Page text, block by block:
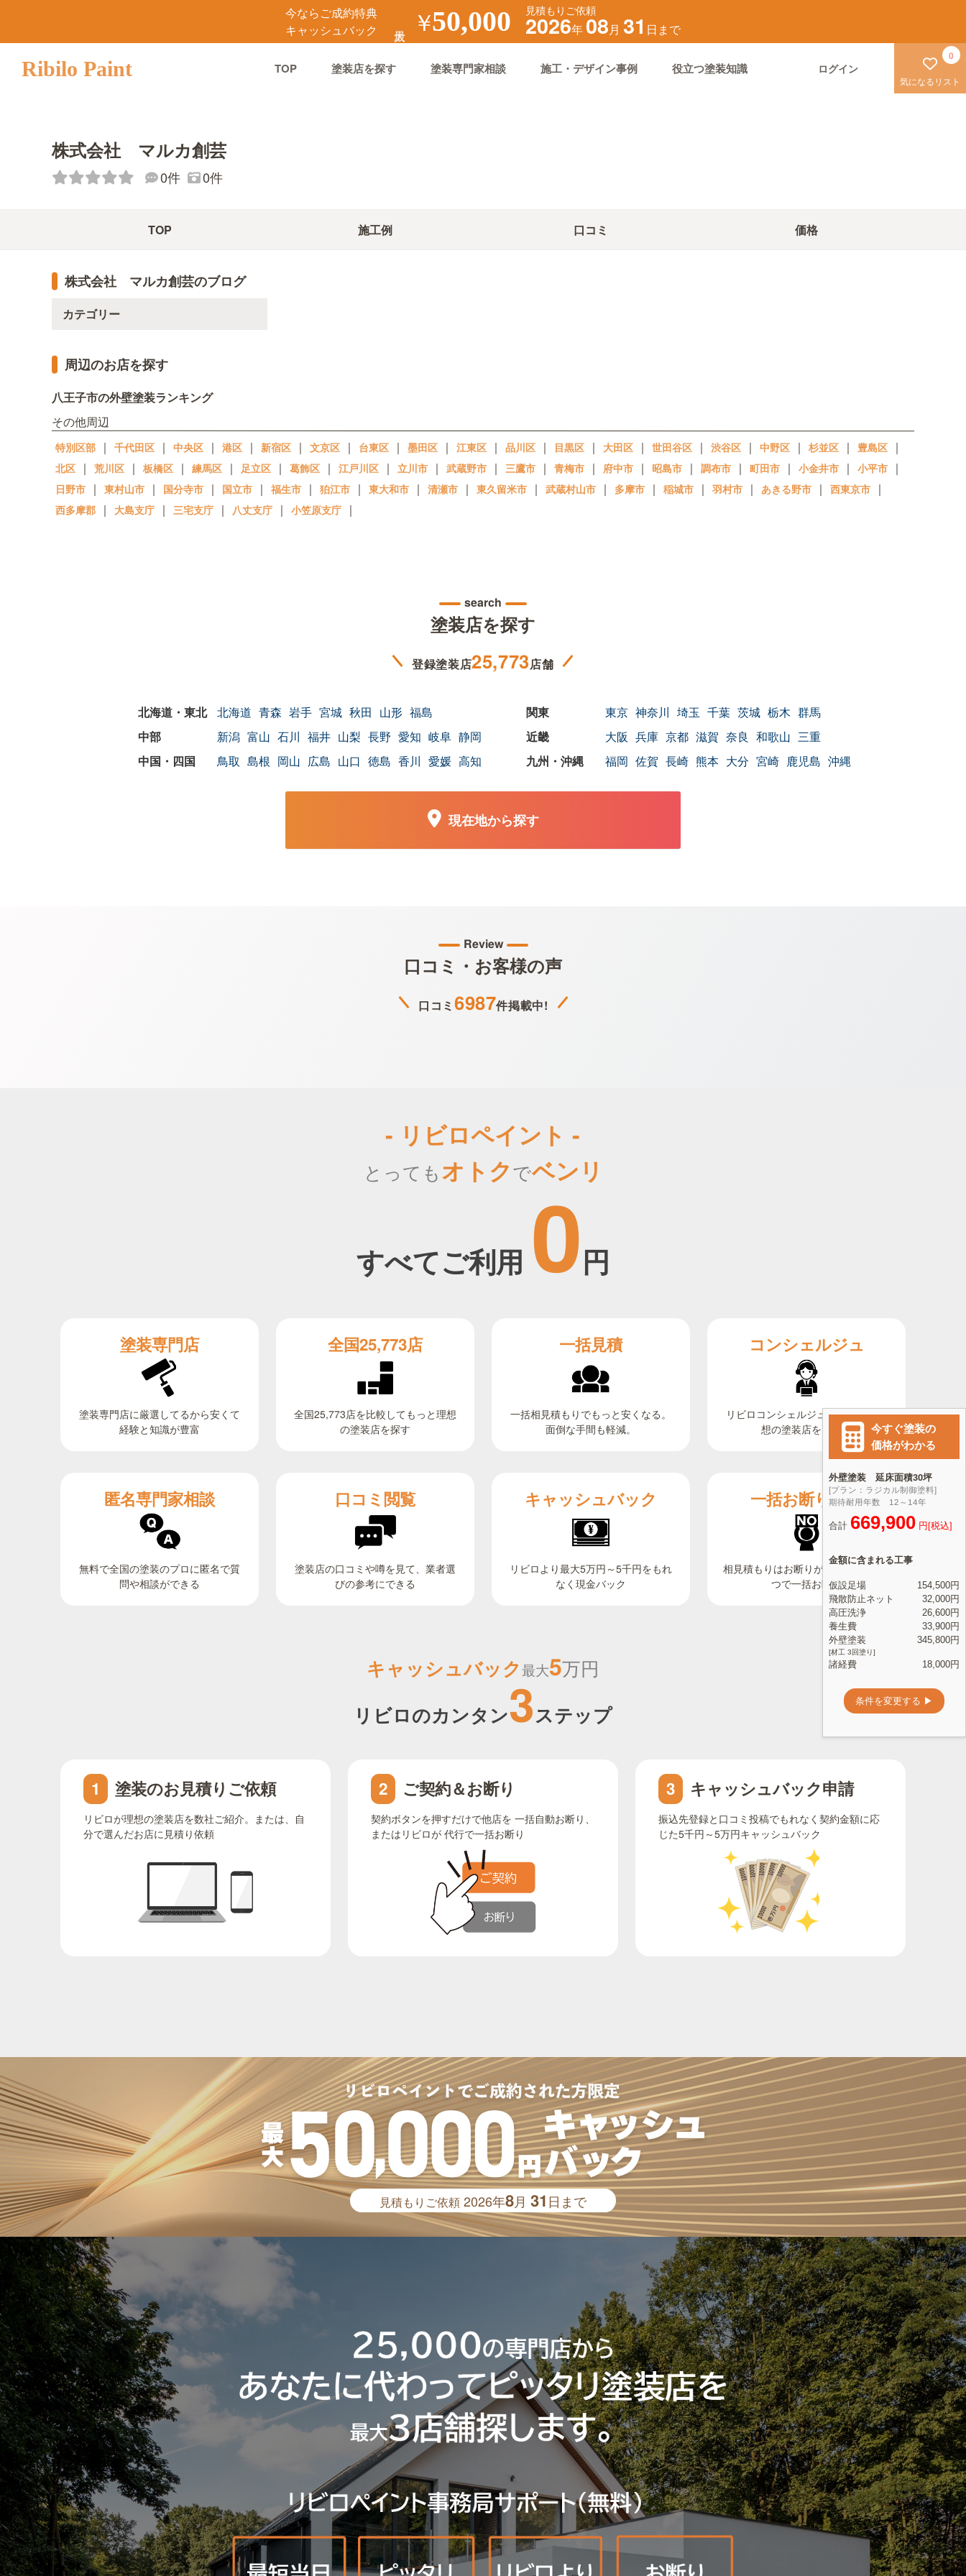
今ならご成約特典
キャッシュバック
￥50,000 見積もりご依頼
2026年08月 31 日まで
Ribilo Paint TOP 塗装店を探す 塗装専門家相談 施工・デザイン事例 役立つ塗装知識 ログイン
気になるリスト
0
株式会社 マルカ創芸
0件 0件
TOP 施工例 口コミ 価格
株式会社 マルカ創芸のブログ
カテゴリー
周辺のお店を探す
八王子市の外壁塗装ランキング
その他周辺
特別区部 ｜ 千代田区 ｜ 中央区 ｜ 港区 ｜ 新宿区 ｜ 文京区 ｜ 台東区 ｜ 墨田区 ｜ 江東区 ｜ 品川区 ｜ 目黒区 ｜ 大田区 ｜ 世田谷区 ｜ 渋谷区 ｜ 中野区 ｜ 杉並区 ｜ 豊島区 ｜
北区 ｜ 荒川区 ｜ 板橋区 ｜ 練馬区 ｜ 足立区 ｜ 葛飾区 ｜ 江戸川区 ｜ 立川市 ｜ 武蔵野市 ｜ 三鷹市 ｜ 青梅市 ｜ 府中市 ｜ 昭島市 ｜ 調布市 ｜ 町田市 ｜ 小金井市 ｜ 小平市 ｜
日野市 ｜ 東村山市 ｜ 国分寺市 ｜ 国立市 ｜ 福生市 ｜ 狛江市 ｜ 東大和市 ｜ 清瀬市 ｜ 東久留米市 ｜ 武蔵村山市 ｜ 多摩市 ｜ 稲城市 ｜ 羽村市 ｜ あきる野市 ｜ 西東京市 ｜
西多摩郡 ｜ 大島支庁 ｜ 三宅支庁 ｜ 八丈支庁 ｜ 小笠原支庁 ｜
search
塗装店を探す
登録塗装店25,773店舗
北海道 青森 岩手 宮城 秋田 山形 福島 東京 神奈川 埼玉 千葉 茨城 栃木 群馬
新潟 富山 石川 福井 山梨 長野 愛知 岐阜 静岡 大阪 兵庫 京都 滋賀 奈良 和歌山 三重
鳥取 島根 岡山 広島 山口 徳島 香川 愛媛 高知 福岡 佐賀 長崎 熊本 大分 宮崎 鹿児島 沖縄
現在地から探す
Review
口コミ・お客様の声
口コミ 6987件掲載中!
- リビロペイント -
とってもオトクでベンリ
すべてご利用 0円
塗装専門店
塗装専門店に厳選してるから安くて
経験と知識が豊富
全国25,773店
全国25,773店を比較してもっと理想
の塗装店を探す
一括見積
一括相見積もりでもっと安くなる。
面倒な手間も軽減。
コンシェルジュ
リビロコンシェルジュがご希望の理
想の塗装店をご紹介
匿名専門家相談
無料で全国の塗装のプロに匿名で質
問や相談ができる
口コミ閲覧
塗装店の口コミや噂を見て、業者選
びの参考にできる
キャッシュバック
リビロより最大5万円～5千円をもれ
なく現金バック
一括お断り機能
相見積もりはお断りが大変。ボタン1
つで一括お断り
キャッシュバック最大5万円
リビロのカンタン3ステップ
1 塗装のお見積りご依頼
リビロが理想の塗装店を数社ご紹介。または、自
分で選んだお店に見積り依頼
2 ご契約＆お断り
契約ボタンを押すだけで他店を 一括自動お断り、
またはリビロが 代行で一括お断り
3 キャッシュバック申請
振込先登録と口コミ投稿でもれなく契約金額に応
じた5千円～5万円キャッシュバック
見積もりご依頼2026年8月31日まで